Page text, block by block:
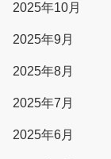
2025年10月
2025年9月
2025年8月
2025年7月
2025年6月